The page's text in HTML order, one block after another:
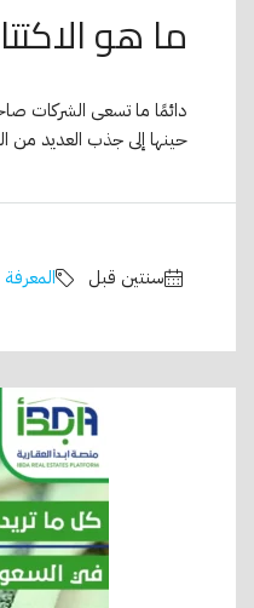
ما هو
دائمًا ما تسعى الشركات
حينها إلى جذب العديد من
‏سنتين قبل المعرفة